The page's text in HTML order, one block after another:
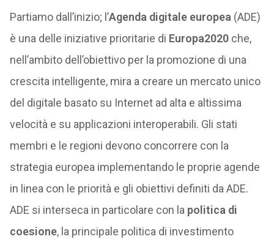
Partiamo dall’inizio; l’Agenda digitale europea (ADE)
è una delle iniziative prioritarie di Europa2020che,
nell’ambito dell’obiettivo per la promozione di una
crescita intelligente, mira a creare un mercato unico
del digitale basato su Internet ad alta e altissima
velocità e su applicazioni interoperabili. Gli stati
membri e le regioni devono concorrere con la
strategia europea implementando le proprie agende
in linea con le priorità e gli obiettivi definiti da ADE.
ADE si interseca in particolare con la politica di
coesione, la principale politica di investimento